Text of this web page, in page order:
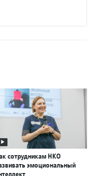
сотрудникам НКО
эмоциональный